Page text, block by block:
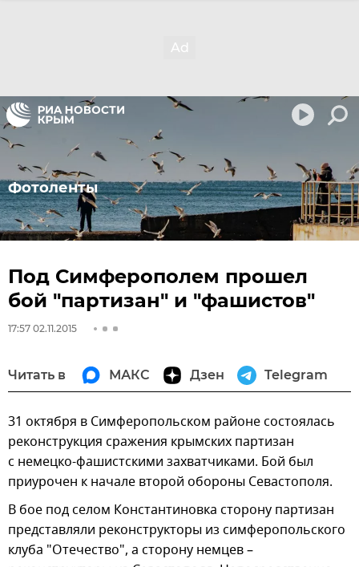
Фотоленты
Под Симферополем прошел
бой "партизан" и "фашистов"
17:57 02.11.2015
Читать в МАКС Дзен Telegram
31 октября в Симферопольском районе состоялась
реконструкция сражения крымских партизан
с немецко-фашистскими захватчиками. Бой был
приурочен к начале второй обороны Севастополя.
В бое под селом Константиновка сторону партизан
представляли реконструкторы из симферопольского
клуба "Отечество", а сторону немцев –